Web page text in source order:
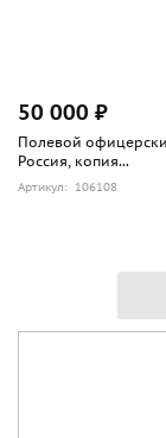
50 000 ₽
Полевой
Россия, копия...
Артикул: 106108